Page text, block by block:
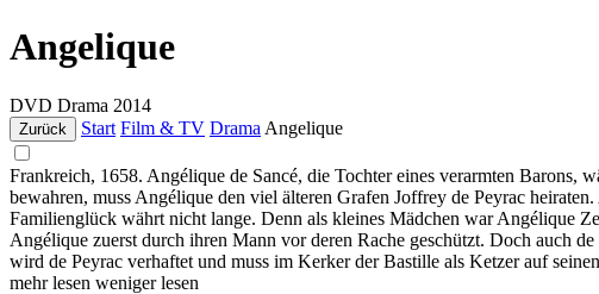
Angelique
DVD Drama 2014
Zurück Start Film & TV Drama Angelique
Frankreich, 1658. Angélique de Sancé, die Tochter eines verarmten Barons,
bewahren, muss Angélique den viel älteren Grafen Joffrey de Peyrac
Familienglück währt nicht lange. Denn als kleines Mädchen war Angélique
Angélique zuerst durch ihren Mann vor deren Rache geschützt. Doch auch
wird de Peyrac verhaftet und muss im Kerker der Bastille als Ketzer auf
mehr lesen weniger lesen